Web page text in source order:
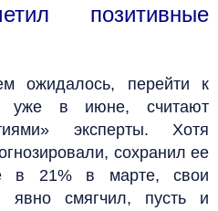
позитивные
ожидалось, перейти к
уже в июне, считают
эксперты. Хотя
сохранил ее
в 21% в марте, свои
явно смягчил, пусть и